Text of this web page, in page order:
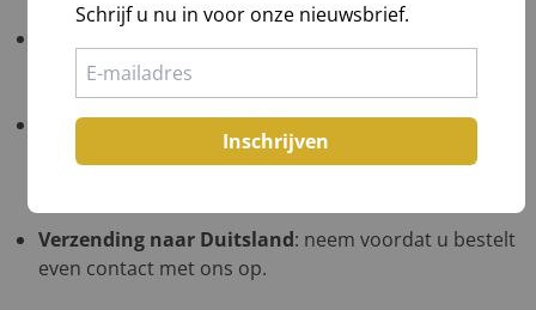
voordat u bestelt even contact met ons op.
Verzending naar België: kies uw kerstpakketten,
plaats ze in de winkelwagen, ga naar bestellen en uw
Verzending naar Duitsland: neem voordat u bestelt
even contact met ons op.
Schrijf u nu in voor onze nieuwsbrief.
Inschrijven